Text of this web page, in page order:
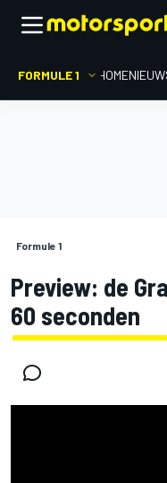
FORMULE 1 HOME
Formule 1
Preview: de
60 seconden